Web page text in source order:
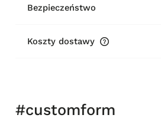
Bezpieczeństwo
Koszty dostawy
#customform